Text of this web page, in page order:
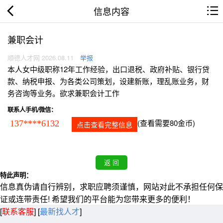
信息内容
兼职会计
顺德人才网 2026.08.11 举报
本人女中级职称12年工作经验，出口退税、政府补贴、银行贷
款、纳税申报、为各类公司策划，设建新账，理乱账业务，财
务咨询等业务。欲求兼职会计工作
联系人手机/微信：
137****6132 点击查看完整信息 (查看需要80金币)
特此声明：
信息真伪请自行辨别，求职应聘须谨慎，网站对此不承担任何保
证或连带责任! 希望我们的平台能为您带来更多的便利！
[联系客服] [最新找人才]